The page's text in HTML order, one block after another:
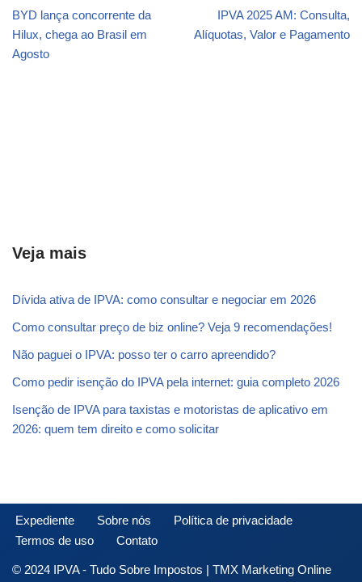
BYD lança concorrente da
Hilux, chega ao Brasil em
Agosto
IPVA 2025 AM: Consulta,
Alíquotas, Valor e Pagamento
Veja mais
Dívida ativa de IPVA: como consultar e negociar em 2026
Como consultar preço de biz online? Veja 9 recomendações!
Não paguei o IPVA: posso ter o carro apreendido?
Como pedir isenção do IPVA pela internet: guia completo 2026
Isenção de IPVA para taxistas e motoristas de aplicativo em
2026: quem tem direito e como solicitar
Expediente Sobre nós
Política de privacidade
Termos de uso
Contato
© 2024 IPVA - Tudo Sobre Impostos | TMX Marketing Online